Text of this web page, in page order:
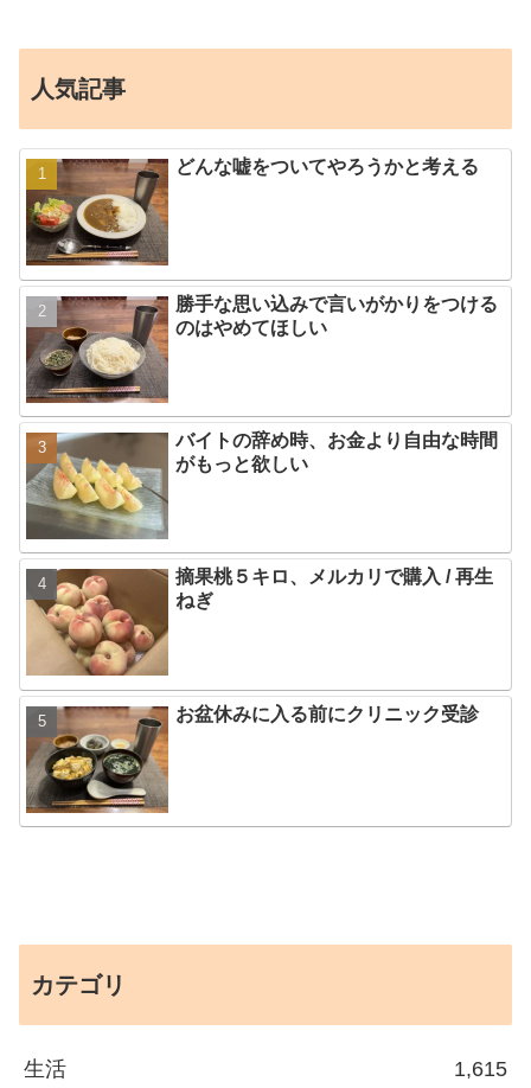
人気記事
どんな嘘をついてやろうかと考える
勝手な思い込みで言いがかりをつける
のはやめてほしい
バイトの辞め時、お金より自由な時間
がもっと欲しい
摘果桃５キロ、メルカリで購入 / 再生
ねぎ
お盆休みに入る前にクリニック受診
カテゴリ
生活 1,615